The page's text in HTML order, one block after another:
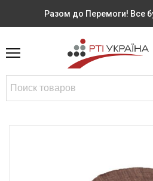
Разом до Перемоги! Все